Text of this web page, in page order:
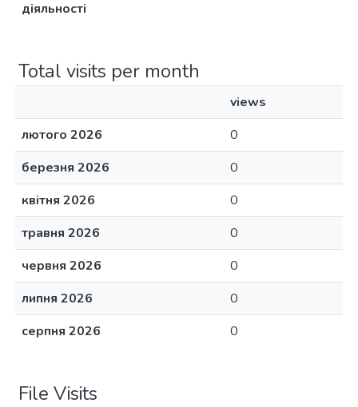
діяльності
Total visits per month
views
лютого 2026
0
березня 2026
0
квітня 2026
0
травня 2026
0
червня 2026
0
липня 2026
0
серпня 2026
0
File Visits